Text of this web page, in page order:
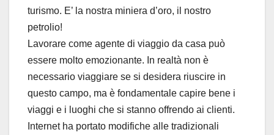
turismo. E’ la nostra miniera d’oro, il nostro
petrolio!
Lavorare come agente di viaggio da casa può
essere molto emozionante. In realtà non è
necessario viaggiare se si desidera riuscire in
questo campo, ma è fondamentale capire bene i
viaggi e i luoghi che si stanno offrendo ai clienti.
Internet ha portato modifiche alle tradizionali